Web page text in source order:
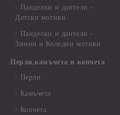
Панделки и дантели -
Детски мотиви
Панделки и дантели -
Зимни и Коледни мотиви
Перли,камъчета и копчета
Перли
Камъчета
Копчета